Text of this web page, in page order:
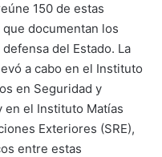
150 de estas
documentan los
del Estado. La
a cabo en el Instituto
en Seguridad y
en el Instituto Matías
Exteriores (SRE),
entre estas